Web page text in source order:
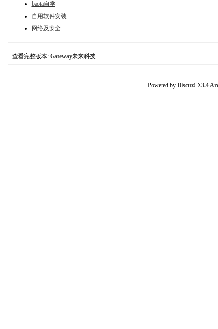
baota自学
自用软件安装
网络及安全
查看完整版本: Gateway未来科技
Powered by Discuz! X3.4